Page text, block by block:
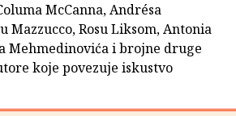
McCanna, Andrésa
Mazzucco, Rosu Liksom, Antonia
Mehmedinovića i brojne druge
koje povezuje iskustvo